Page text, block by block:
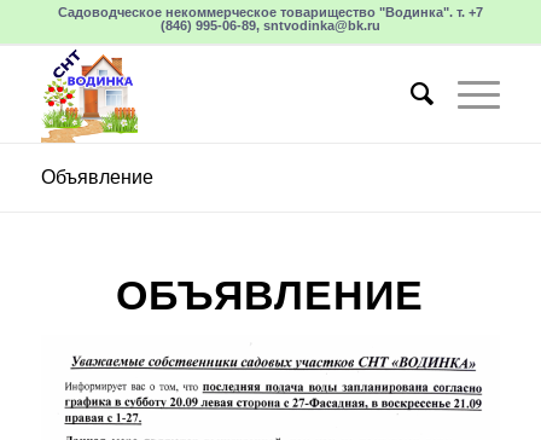
Садоводческое некоммерческое товарищество "Водинка". т. +7
(846) 995-06-89, sntvodinka@bk.ru
Объявление
ОБЪЯВЛЕНИЕ